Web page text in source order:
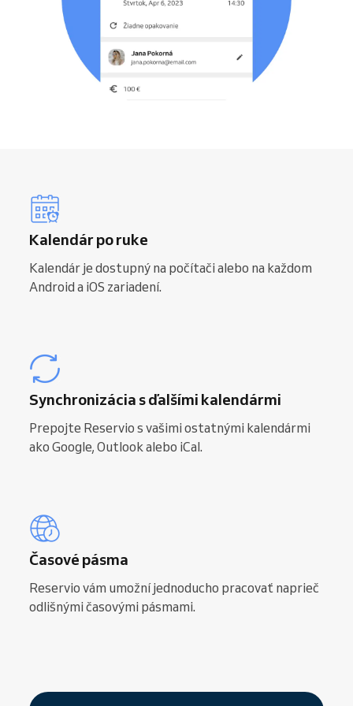
Kalendár po ruke
Kalendár je dostupný na počítači alebo na každom
Android a iOS zariadení.
Synchronizácia s ďalšími kalendármi
Prepojte Reservio s vašimi ostatnými kalendármi
ako Google, Outlook alebo iCal.
Časové pásma
Reservio vám umožní jednoducho pracovať naprieč
odlišnými časovými pásmami.